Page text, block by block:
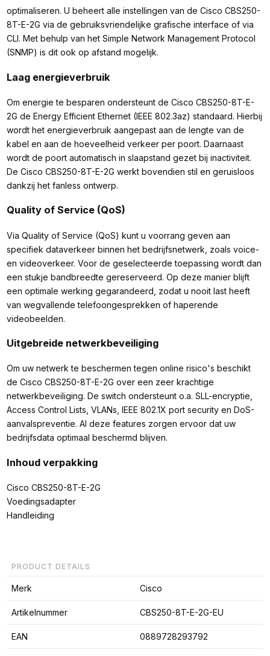
optimaliseren. U beheert alle instellingen van de Cisco CBS250-
8T-E-2G via de gebruiksvriendelijke grafische interface of via
CLI. Met behulp van het Simple Network Management Protocol
(SNMP) is dit ook op afstand mogelijk.
Laag energieverbruik
Om energie te besparen ondersteunt de Cisco CBS250-8T-E-
2G de Energy Efficient Ethernet (IEEE 802.3az) standaard. Hierbij
wordt het energieverbruik aangepast aan de lengte van de
kabel en aan de hoeveelheid verkeer per poort. Daarnaast
wordt de poort automatisch in slaapstand gezet bij inactiviteit.
De Cisco CBS250-8T-E-2G werkt bovendien stil en geruisloos
dankzij het fanless ontwerp.
Quality of Service (QoS)
Via Quality of Service (QoS) kunt u voorrang geven aan
specifiek dataverkeer binnen het bedrijfsnetwerk, zoals voice-
en videoverkeer. Voor de geselecteerde toepassing wordt dan
een stukje bandbreedte gereserveerd. Op deze manier blijft
een optimale werking gegarandeerd, zodat u nooit last heeft
van wegvallende telefoongesprekken of haperende
videobeelden.
Uitgebreide netwerkbeveiliging
Om uw netwerk te beschermen tegen online risico's beschikt
de Cisco CBS250-8T-E-2G over een zeer krachtige
netwerkbeveiliging. De switch ondersteunt o.a. SLL-encryptie,
Access Control Lists, VLANs, IEEE 802.1X port security en DoS-
aanvalspreventie. Al deze features zorgen ervoor dat uw
bedrijfsdata optimaal beschermd blijven.
Inhoud verpakking
Cisco CBS250-8T-E-2G
Voedingsadapter
Handleiding
PRODUCT DETAILS
Merk Cisco
Artikelnummer CBS250-8T-E-2G-EU
EAN 0889728293792